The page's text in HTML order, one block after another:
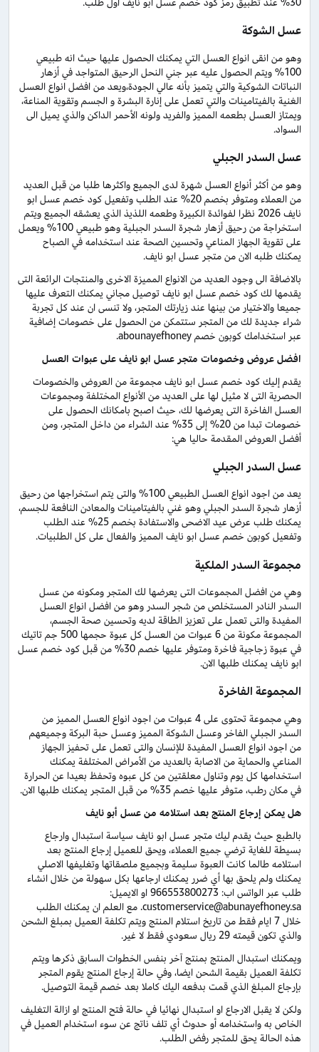
عسل الشوكة
وهو من انقى انواع العسل التي يمكنك الحصول عليها حيث انه طبيعي
100% ويتم الحصول عليه عبر جني النحل الرحيق المتواجد في أزهار
النباتات الشوكية والتي يتميز بأنه عالي الجودة،ويعد من افضل انواع العسل
الغنية بالفيتامينات والتي تعمل على إنارة البشرة و الجسم وتقوية المناعة،
ويمتاز العسل بطعمه المميز والفريد ولونه الأحمر الداكن والذي يميل الى
السواد.
عسل السدر الجبلي
وهو من أكثر أنواع العسل شهرة لدى الجميع واكثرها طلبا من قبل العديد
من العملاء ومتوفر بخصم 20% عند الطلب وتفعيل كود خصم عسل ابو
نايف 2026 نظرا لفوائدة الكبيرة وطعمه اللذيذ الذي يعشقه الجميع ويتم
استخراجة من رحيق أزهار شجرة السدر الجبلية وهو طبيعي 100% ويعمل
على تقوية الجهاز المناعي وتحسين الصحة عند استخدامه في الصباح
يمكنك طلبه الان من متجر عسل ابو نايف.
بالاضافة الى وجود العديد من الانواع المميزة الاخرى والمنتجات الرائعة التى
يقدمها لك كود خصم عسل ابو نايف توصيل مجاني يمكنك التعرف عليها
جميعا والاختيار من بينها عند زيارتك المتجر، ولا تنسى ان عند كل تجربة
شراء جديدة لك من المتجر ستتمكن من الحصول على خصومات إضافية
عبر استخدامك كوبون خصم abounayefhoney.
افضل عروض وخصومات متجر عسل ابو نايف على عبوات العسل
يقدم إليك كود خصم عسل ابو نايف مجموعة من العروض والخصومات
الحصرية التى لا مثيل لها على العديد من الأنواع المختلفة ومجموعات
العسل الفاخرة التى يعرضها لك، حيث اصبح بامكانك الحصول على
خصومات تبدا من 20% إلى 35% عند الشراء من داخل المتجر، ومن
أفضل العروض المقدمة حاليا هي:
عسل السدر الجبلي
يعد من اجود انواع العسل الطبيعي 100% والتى يتم استخراجها من رحيق
أزهار شجرة السدر الجبلي وهو غني بالفيتامينات والمعادن النافعة للجسم،
يمكنك طلب عرض عيد الاضحى والاستفادة بخصم 25% عند الطلب
وتفعيل كوبون خصم عسل ابو نايف المميز والفعال على كل الطلبيات.
مجموعة السدر الملكية
وهي من افضل المجموعات التى يعرضها لك المتجر ومكونه من عسل
السدر النادر المستخلص من شجر السدر وهو من افضل انواع العسل
المفيدة والتى تعمل على تعزيز الطاقة لديه وتحسين صحة الجسم،
المجموعة مكونة من 6 عبوات من العسل كل عبوة حجمها 500 جم تاتيك
في عبوة زجاجية فاخرة ومتوفر عليها خصم 30% من قبل كود خصم عسل
ابو نايف يمكنك طلبها الان.
المجموعة الفاخرة
وهي مجموعة تحتوى على 4 عبوات من اجود انواع العسل المميز من
السدر الجبلي الفاخر وعسل الشوكة المميز وعسل حبة البركة وجميعهم
من اجود انواع العسل المفيدة للإنسان والتى تعمل على تحفيز الجهاز
المناعي والحماية من الاصابة بالعديد من الأمراض المختلفة يمكنك
استخدامها كل يوم وتناول معلقتين من كل عبوه وتحفظ بعيدا عن الحرارة
في مكان رطب، متوفر عليها خصم 35% من قبل المتجر يمكنك طلبها الان.
هل يمكن إرجاع المنتج بعد استلامه من عسل أبو نايف
بالطبع حيث يقدم ليك متجر عسل ابو نايف سياسة استبدال وارجاع
بسيطة للغاية ترضي جميع العملاء، ويحق للعميل إرجاع المنتج بعد
استلامه طالما كانت العبوة سليمة وبجميع ملصقاتها وتغليفها الاصلي
يمكنك ولم يلحق بها أي ضرر يمكنك ارجاعها بكل سهولة من خلال انشاء
طلب عبر الواتس اب: 966553800273 او الايميل:
customerservice@abunayefhoney.sa. مع العلم ان يمكنك الطلب
خلال 7 ايام فقط من تاريخ استلام المنتج ويتم تكلفة العميل بمبلغ الشحن
والذي تكون قيمته 29 ريال سعودي فقط لا غير.
ويمكنك استبدال المنتج بمنتج آخر بنفس الخطوات السابق ذكرها ويتم
تكلفة العميل بقيمة الشحن ايضا، وفي حالة إرجاع المنتج يقوم المتجر
بإرجاع المبلغ الذي قمت بدفعه اليك كاملا بعد خصم قيمة التوصيل.
ولكن لا يقبل الارجاع او استبدال نهائيا في حالة فتح المنتج او ازالة التغليف
الخاص به واستخدامه أو حدوث أي تلف ناتج عن سوء استخدام العميل في
هذه الحالة يحق للمتجر رفض الطلب.